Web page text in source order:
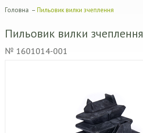
Головна – Пильовик вилки зчеплення
Пильовик вилки зчеплення
№ 1601014-001